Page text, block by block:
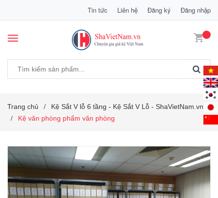
Tin tức Liên hệ Đăng ký Đăng nhập
Trang chủ / Kệ Sắt V lỗ 6 tầng - Kệ Sắt V Lỗ - ShaVietNam.vn
/ Kệ văn phòng phẩm văn phòng